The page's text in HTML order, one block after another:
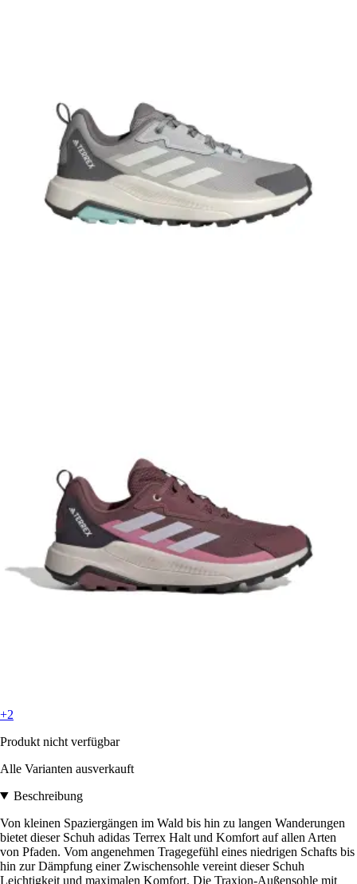
+2
Produkt nicht verfügbar
Alle Varianten ausverkauft
Beschreibung
Von kleinen Spaziergängen im Wald bis hin zu langen Wanderungen
bietet dieser Schuh adidas Terrex Halt und Komfort auf allen Arten
von Pfaden. Vom angenehmen Tragegefühl eines niedrigen Schafts bis
hin zur Dämpfung einer Zwischensohle vereint dieser Schuh
Leichtigkeit und maximalen Komfort. Die Traxion-Außensohle mit